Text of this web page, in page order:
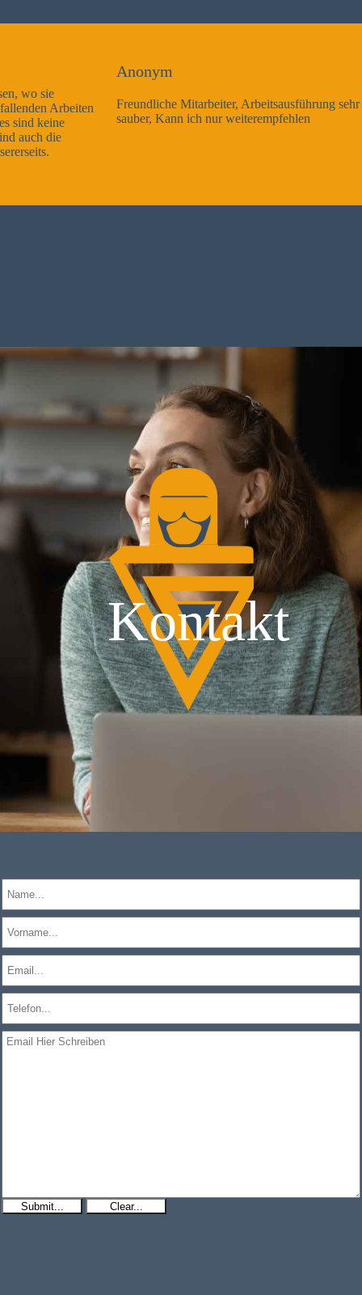
Freundliche Mitarbeiter, Arbeitsausführung sehr gut und sehr
sauber, Kann ich nur weiterempfehlen
Kontakt
Submit... Clear...